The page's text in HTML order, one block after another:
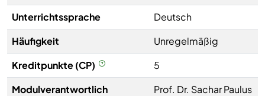
Unterrichtssprache
Deutsch
Häufigkeit
Unregelmäßig
Kreditpunkte (CP)
5
Modulverantwortlich
Prof. Dr. Sachar Paulus